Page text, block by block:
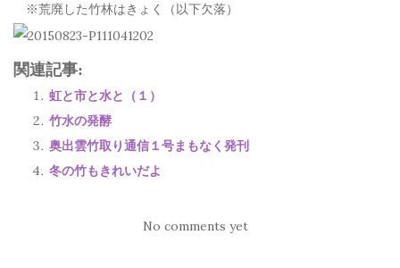
※荒廃した竹林はきょく（以下欠落）
関連記事:
虹と市と水と（１）
竹水の発酵
奥出雲竹取り通信１号まもなく発刊
冬の竹もきれいだよ
No comments yet